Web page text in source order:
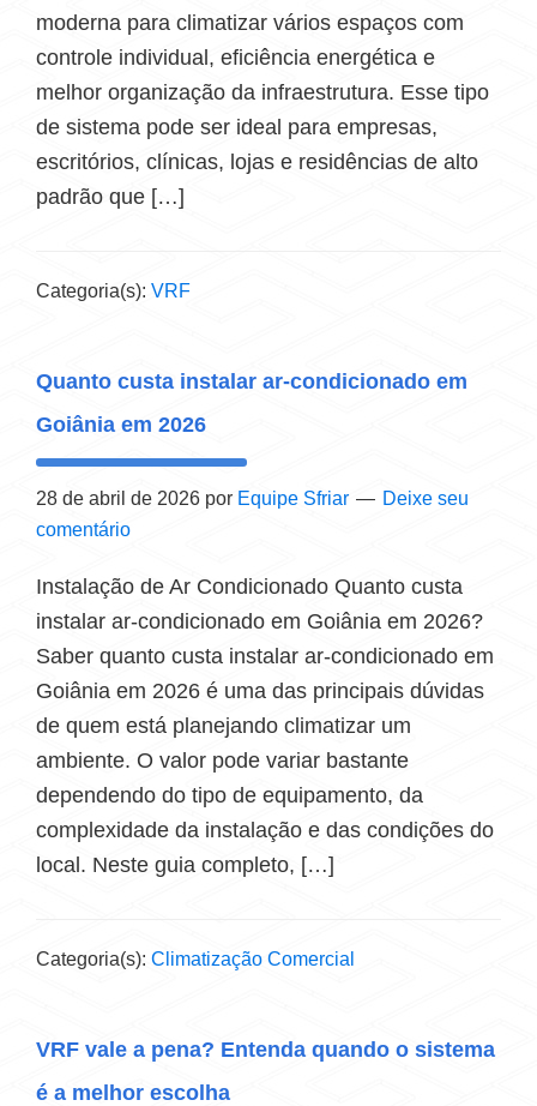
moderna para climatizar vários espaços com
controle individual, eficiência energética e
melhor organização da infraestrutura. Esse tipo
de sistema pode ser ideal para empresas,
escritórios, clínicas, lojas e residências de alto
padrão que […]
Categoria(s): VRF
Quanto custa instalar ar-condicionado em
Goiânia em 2026
28 de abril de 2026 por Equipe Sfriar
Deixe seu
comentário
Instalação de Ar Condicionado Quanto custa
instalar ar-condicionado em Goiânia em 2026?
Saber quanto custa instalar ar-condicionado em
Goiânia em 2026 é uma das principais dúvidas
de quem está planejando climatizar um
ambiente. O valor pode variar bastante
dependendo do tipo de equipamento, da
complexidade da instalação e das condições do
local. Neste guia completo, […]
Categoria(s): Climatização Comercial
VRF vale a pena? Entenda quando o sistema
é a melhor escolha